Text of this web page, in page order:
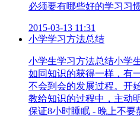
必须要有哪些好的学习习
2015-03-13 11:31
小学学习方法总结
小学生学习方法总结小学
如同知识的获得一样，有
不会到会的发展过程。开
教给知识的过程中，主动
保证8小时睡眠 - 晚上不